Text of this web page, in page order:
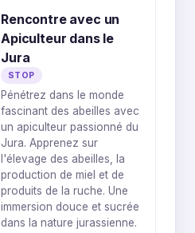
Rencontre avec un
Apiculteur dans le
Jura
STOP
Pénétrez dans le monde
fascinant des abeilles avec
un apiculteur passionné du
Jura. Apprenez sur
l'élevage des abeilles, la
production de miel et de
produits de la ruche. Une
immersion douce et sucrée
dans la nature jurassienne.